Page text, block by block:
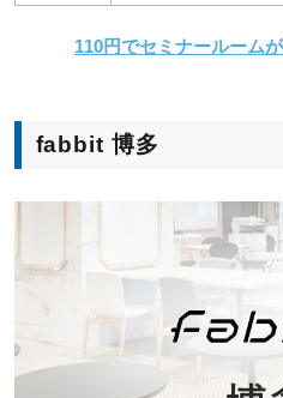
110円でセミナールーム
fabbit 博多